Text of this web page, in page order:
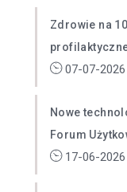
Zdrowie na
07-07-2026
Nowe
Forum
17-06-2026